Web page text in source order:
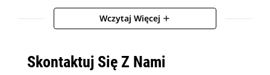
Wczytaj Więcej add
Skontaktuj Się Z Nami